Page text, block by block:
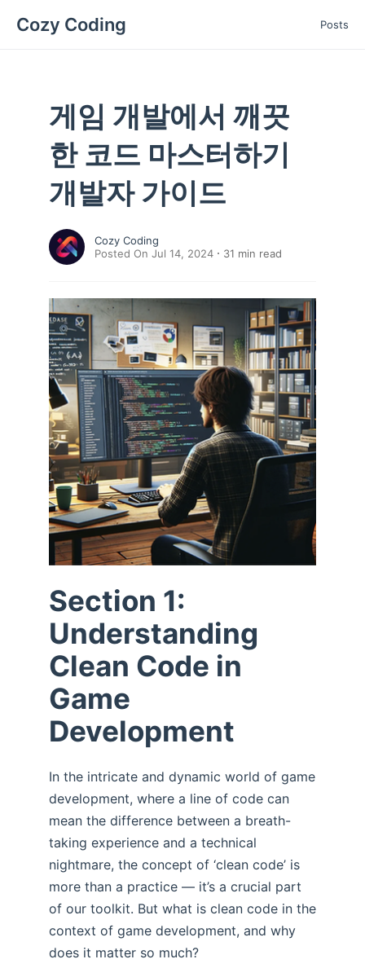
Cozy Coding Posts
게임 개발에서 깨끗
한 코드 마스터하기
개발자 가이드
Cozy Coding
Posted On Jul 14, 2024
31 min read
Section 1:
Understanding
Clean Code in
Game
Development
In the intricate and dynamic world of game
development, where a line of code can
mean the difference between a breath-
taking experience and a technical
nightmare, the concept of ‘clean code’ is
more than a practice — it’s a crucial part
of our toolkit. But what is clean code in the
context of game development, and why
does it matter so much?